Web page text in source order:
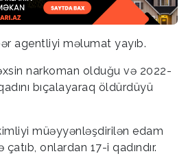
agentliyi məlumat yayıb.
narkoman olduğu və 2022-
bıçalayaraq öldürdüyü
müəyyənləşdirilən edam
onlardan 17-i qadındır.